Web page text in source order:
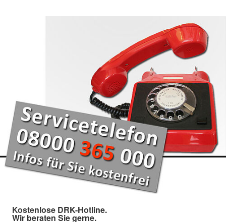
Kostenlose DRK-Hotline.
Wir beraten Sie gerne.